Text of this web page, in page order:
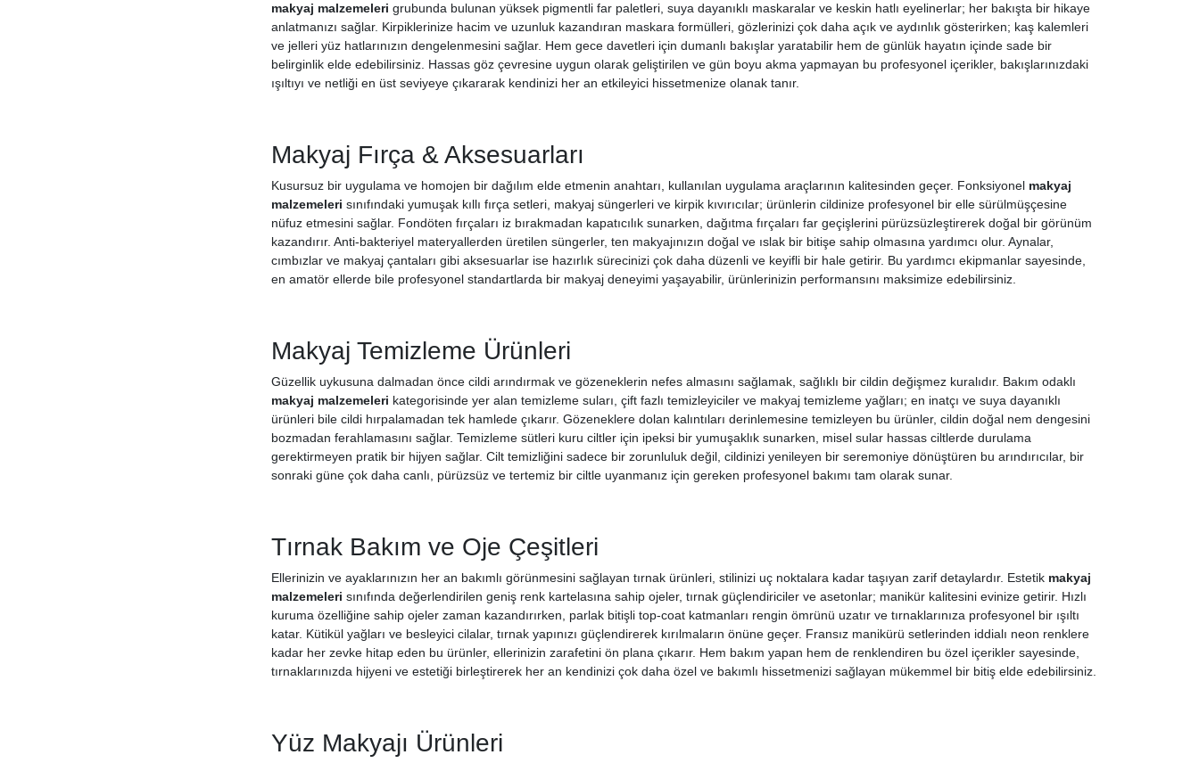
makyaj malzemeleri grubunda bulunan yüksek pigmentli far paletleri, suya dayanıklı maskaralar ve keskin hatlı eyelinerlar; her bakışta bir hikaye
anlatmanızı sağlar. Kirpiklerinize hacim ve uzunluk kazandıran maskara formülleri, gözlerinizi çok daha açık ve aydınlık gösterirken; kaş kalemleri
ve jelleri yüz hatlarınızın dengelenmesini sağlar. Hem gece davetleri için dumanlı bakışlar yaratabilir hem de günlük hayatın içinde sade bir
belirginlik elde edebilirsiniz. Hassas göz çevresine uygun olarak geliştirilen ve gün boyu akma yapmayan bu profesyonel içerikler, bakışlarınızdaki
ışıltıyı ve netliği en üst seviyeye çıkararak kendinizi her an etkileyici hissetmenize olanak tanır.
Makyaj Fırça & Aksesuarları
Kusursuz bir uygulama ve homojen bir dağılım elde etmenin anahtarı, kullanılan uygulama araçlarının kalitesinden geçer. Fonksiyonel makyaj
malzemeleri sınıfındaki yumuşak kıllı fırça setleri, makyaj süngerleri ve kirpik kıvırıcılar; ürünlerin cildinize profesyonel bir elle sürülmüşçesine
nüfuz etmesini sağlar. Fondöten fırçaları iz bırakmadan kapatıcılık sunarken, dağıtma fırçaları far geçişlerini pürüzsüzleştirerek doğal bir görünüm
kazandırır. Anti-bakteriyel materyallerden üretilen süngerler, ten makyajınızın doğal ve ıslak bir bitişe sahip olmasına yardımcı olur. Aynalar,
cımbızlar ve makyaj çantaları gibi aksesuarlar ise hazırlık sürecinizi çok daha düzenli ve keyifli bir hale getirir. Bu yardımcı ekipmanlar sayesinde,
en amatör ellerde bile profesyonel standartlarda bir makyaj deneyimi yaşayabilir, ürünlerinizin performansını maksimize edebilirsiniz.
Makyaj Temizleme Ürünleri
Güzellik uykusuna dalmadan önce cildi arındırmak ve gözeneklerin nefes almasını sağlamak, sağlıklı bir cildin değişmez kuralıdır. Bakım odaklı
makyaj malzemeleri kategorisinde yer alan temizleme suları, çift fazlı temizleyiciler ve makyaj temizleme yağları; en inatçı ve suya dayanıklı
ürünleri bile cildi hırpalamadan tek hamlede çıkarır. Gözeneklere dolan kalıntıları derinlemesine temizleyen bu ürünler, cildin doğal nem dengesini
bozmadan ferahlamasını sağlar. Temizleme sütleri kuru ciltler için ipeksi bir yumuşaklık sunarken, misel sular hassas ciltlerde durulama
gerektirmeyen pratik bir hijyen sağlar. Cilt temizliğini sadece bir zorunluluk değil, cildinizi yenileyen bir seremoniye dönüştüren bu arındırıcılar, bir
sonraki güne çok daha canlı, pürüzsüz ve tertemiz bir ciltle uyanmanız için gereken profesyonel bakımı tam olarak sunar.
Tırnak Bakım ve Oje Çeşitleri
Ellerinizin ve ayaklarınızın her an bakımlı görünmesini sağlayan tırnak ürünleri, stilinizi uç noktalara kadar taşıyan zarif detaylardır. Estetik makyaj
malzemeleri sınıfında değerlendirilen geniş renk kartelasına sahip ojeler, tırnak güçlendiriciler ve asetonlar; manikür kalitesini evinize getirir. Hızlı
kuruma özelliğine sahip ojeler zaman kazandırırken, parlak bitişli top-coat katmanları rengin ömrünü uzatır ve tırnaklarınıza profesyonel bir ışıltı
katar. Kütikül yağları ve besleyici cilalar, tırnak yapınızı güçlendirerek kırılmaların önüne geçer. Fransız manikürü setlerinden iddialı neon renklere
kadar her zevke hitap eden bu ürünler, ellerinizin zarafetini ön plana çıkarır. Hem bakım yapan hem de renklendiren bu özel içerikler sayesinde,
tırnaklarınızda hijyeni ve estetiği birleştirerek her an kendinizi çok daha özel ve bakımlı hissetmenizi sağlayan mükemmel bir bitiş elde edebilirsiniz.
Yüz Makyajı Ürünleri